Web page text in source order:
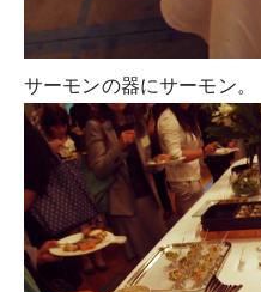
サーモンの器にサーモン。